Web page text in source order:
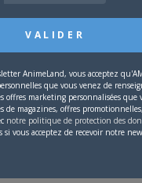
AnimeLand, vous acceptez
que vous venez de
offres marketing personnalisées que
de magazines, offres
notre politique de protection des
si vous acceptez de recevoir notre